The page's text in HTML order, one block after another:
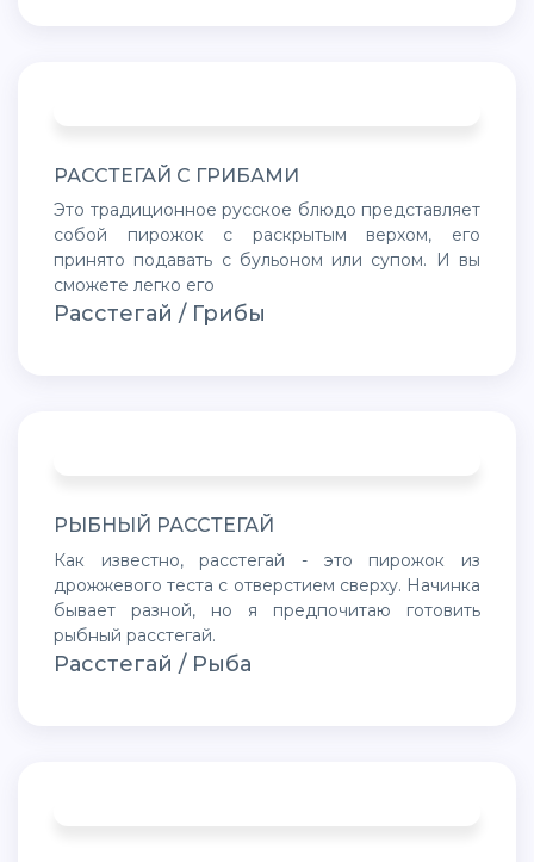
РАССТЕГАЙ С ГРИБАМИ
Это традиционное русское блюдо представляет
собой пирожок с раскрытым верхом, его
принято подавать с бульоном или супом. И вы
сможете легко его
Расстегай / Грибы
РЫБНЫЙ РАССТЕГАЙ
Как известно, расстегай - это пирожок из
дрожжевого теста с отверстием сверху. Начинка
бывает разной, но я предпочитаю готовить
рыбный расстегай.
Расстегай / Рыба